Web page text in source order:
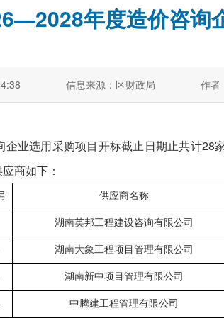
年度造价咨询
信息来源：区财政局 作者
选用采购项目开标截止日期止共计28
商如下：
供应商名称
湖南英邦工程建设咨询有限公司
湖南大象工程项目管理有限公司
湖南新中项目管理有限公司
中腾建工程管理有限公司